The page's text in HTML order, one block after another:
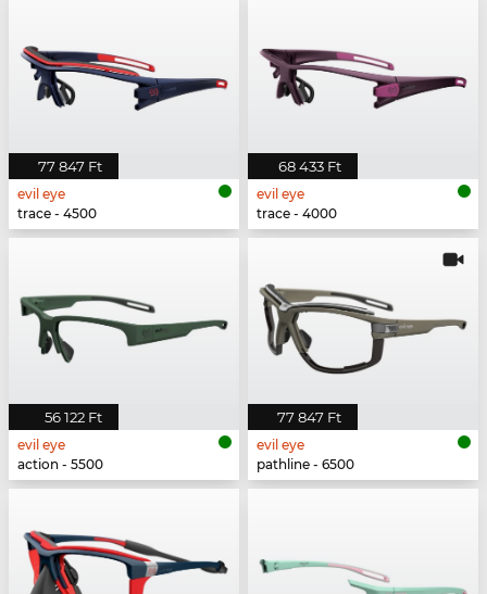
77 847 Ft
evil eye
trace - 4500
68 433 Ft
evil eye
trace - 4000
56 122 Ft
evil eye
action - 5500
77 847 Ft
evil eye
pathline - 6500